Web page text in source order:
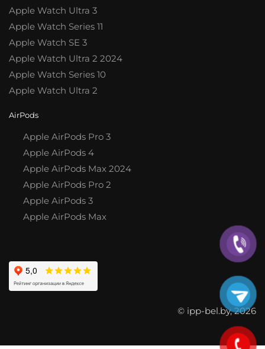
Apple Watch Ultra 3
Apple Watch Series 11
Apple Watch SE 3
Apple Watch Ultra 2 2024
Apple Watch Series 10
Apple Watch Ultra 2
AirPods
Apple AirPods Pro 3
Apple AirPods 4
Apple AirPods Max 2024
Apple AirPods Pro 2
Apple AirPods 3
Apple AirPods Max
© ipp-bel.by, 2026